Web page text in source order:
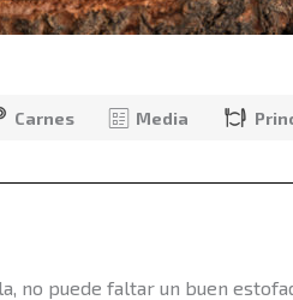
Carnes Media
no puede faltar un buen